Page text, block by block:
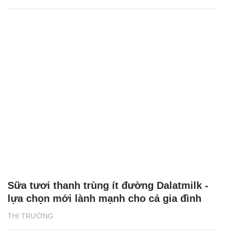
THỊ TRƯỜNG
Sữa tươi thanh trùng ít đường Dalatmilk -
lựa chọn mới lành mạnh cho cả gia đình